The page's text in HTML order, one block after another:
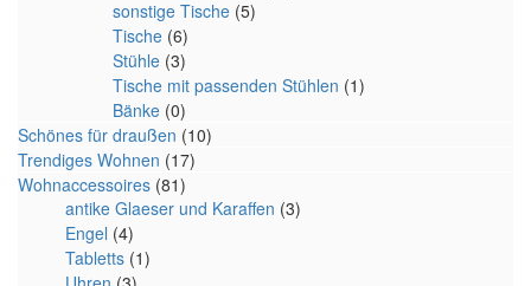
sonstige Tische (5)
Tische (6)
Stühle (3)
Tische mit passenden Stühlen (1)
Bänke (0)
Schönes für draußen (10)
Trendiges Wohnen (17)
Wohnaccessoires (81)
antike Glaeser und Karaffen (3)
Engel (4)
Tabletts (1)